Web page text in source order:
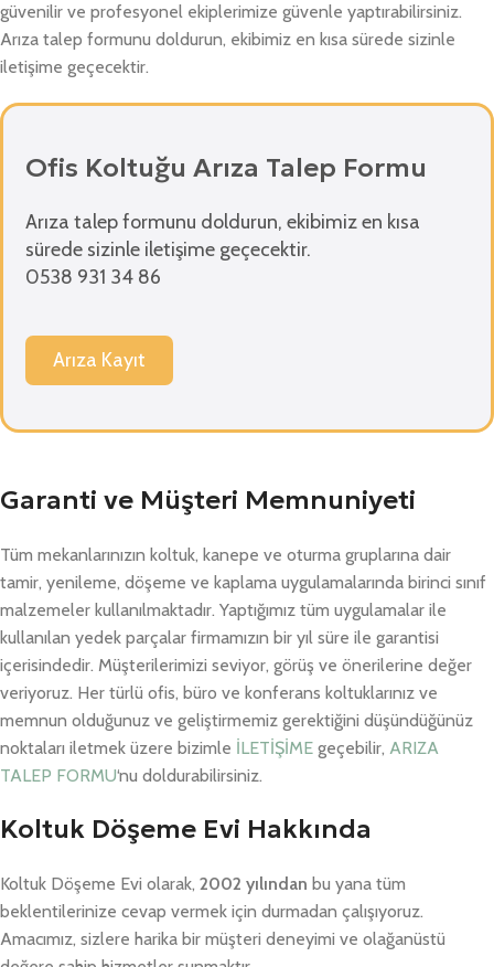
güvenilir ve profesyonel ekiplerimize güvenle yaptırabilirsiniz.
Arıza talep formunu doldurun, ekibimiz en kısa sürede sizinle
iletişime geçecektir.
Ofis Koltuğu Arıza Talep Formu
Arıza talep formunu doldurun, ekibimiz en kısa
sürede sizinle iletişime geçecektir.
0538 931 34 86
Arıza Kayıt
Garanti ve Müşteri Memnuniyeti
Tüm mekanlarınızın koltuk, kanepe ve oturma gruplarına dair
tamir, yenileme, döşeme ve kaplama uygulamalarında birinci sınıf
malzemeler kullanılmaktadır. Yaptığımız tüm uygulamalar ile
kullanılan yedek parçalar firmamızın bir yıl süre ile garantisi
içerisindedir. Müşterilerimizi seviyor, görüş ve önerilerine değer
veriyoruz. Her türlü ofis, büro ve konferans koltuklarınız ve
memnun olduğunuz ve geliştirmemiz gerektiğini düşündüğünüz
noktaları iletmek üzere bizimle İLETİŞİME geçebilir, ARIZA
TALEP FORMU‘nu doldurabilirsiniz.
Koltuk Döşeme Evi Hakkında
Koltuk Döşeme Evi olarak, 2002 yılından bu yana tüm
beklentilerinize cevap vermek için durmadan çalışıyoruz.
Amacımız, sizlere harika bir müşteri deneyimi ve olağanüstü